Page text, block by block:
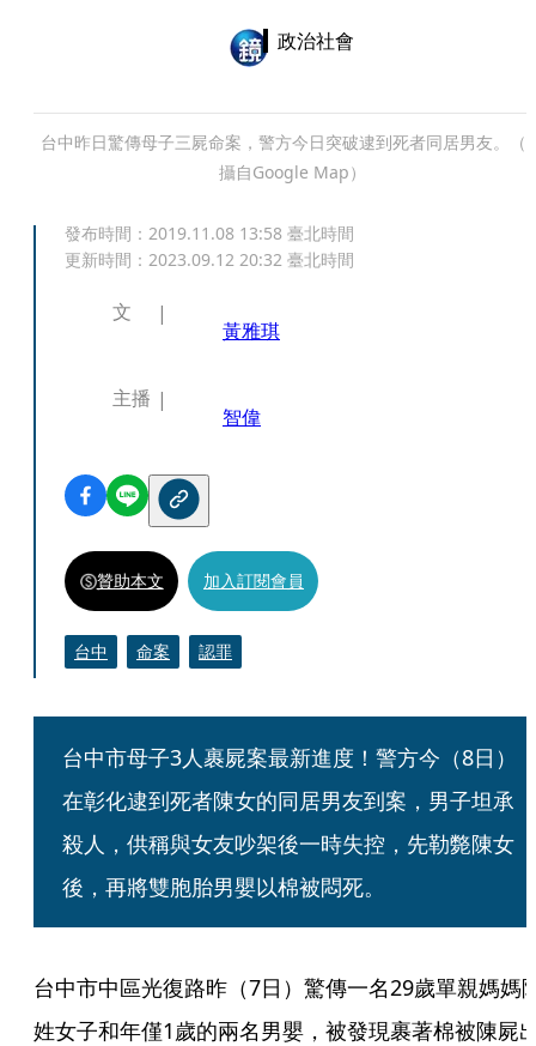
政治社會
台中昨日驚傳母子三屍命案，警方今日突破逮到死者同居男友。（
攝自Google Map）
發布時間： 2019.11.08 13:58 臺北時間
更新時間： 2023.09.12 20:32 臺北時間
文
黃雅琪
主播
智偉
贊助本文 加入訂閱會員
台中 命案 認罪
台中市母子3人裹屍案最新進度！警方今（8日）
在彰化逮到死者陳女的同居男友到案，男子坦承
殺人，供稱與女友吵架後一時失控，先勒斃陳女
後，再將雙胞胎男嬰以棉被悶死。
台中市中區光復路昨（7日）驚傳一名29歲單親媽媽
姓女子和年僅1歲的兩名男嬰，被發現裹著棉被陳屍